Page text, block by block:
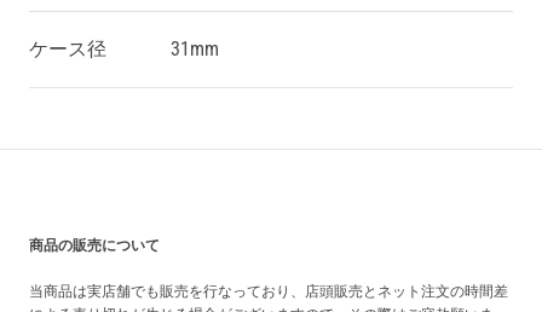
ケース径 31mm
商品の販売について
当商品は実店舗でも販売を行なっており、店頭販売とネット注文の時間差